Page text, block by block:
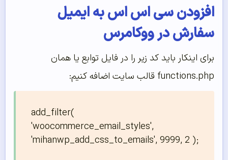
افزودن سی اس اس به ایمیل
سفارش در ووکامرس
برای اینکار باید کد زیر را در فایل توابع یا همان
functions.php قالب سایت اضافه کنیم:
add_filter(
'woocommerce_email_styles',
'mihanwp_add_css_to_emails', 9999, 2 );